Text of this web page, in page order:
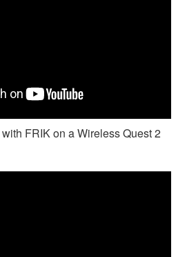
FRIK on a Wireless Quest 2